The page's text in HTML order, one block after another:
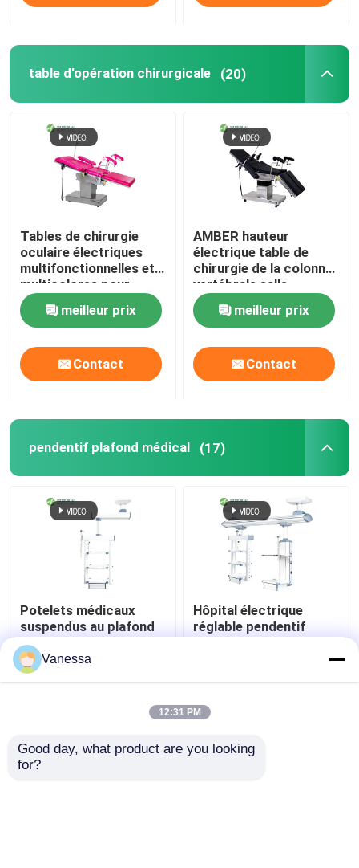
table d'opération chirurgicale (20)
Tables de chirurgie
oculaire électriques
multifonctionnelles et
multicolores pour
hôpitaux
meilleur prix
Contact
AMBER hauteur
électrique table de
chirurgie de la colonne
vertébrale salle
d'opération à
commande à distance
meilleur prix
Contact
pendentif plafond médical (17)
Potelets médicaux
suspendus au plafond
AMBER à fonctions
intégrées et flexibles
meilleur prix
Hôpital électrique
réglable pendentif
médical Boom
meilleur prix
Vanessa
12:31 PM
Good day, what product are you looking
for?